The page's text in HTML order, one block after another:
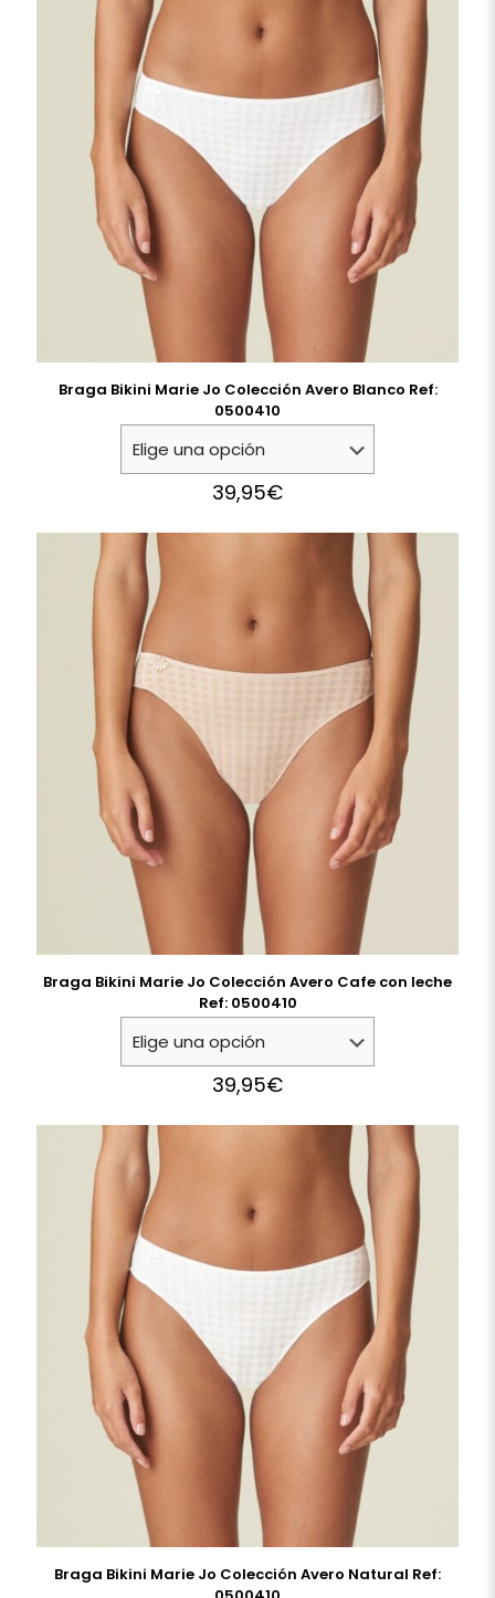
Braga Bikini Marie Jo Colección Avero Blanco Ref:
0500410
39,95€
Braga Bikini Marie Jo Colección Avero Cafe con leche
Ref: 0500410
39,95€
Braga Bikini Marie Jo Colección Avero Natural Ref: